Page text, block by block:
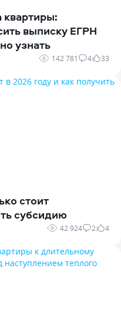
квартиры:
выписку ЕГРН
узнать
142 781 4 33
стоит
субсидию
42 924 2 4